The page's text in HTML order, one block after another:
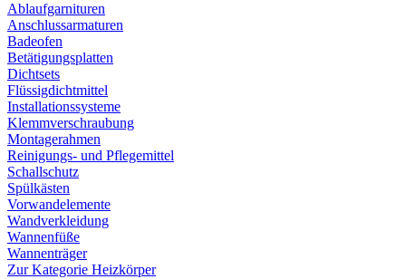
Ablaufgarnituren
Anschlussarmaturen
Badeofen
Betätigungsplatten
Dichtsets
Flüssigdichtmittel
Installationssysteme
Klemmverschraubung
Montagerahmen
Reinigungs- und Pflegemittel
Schallschutz
Spülkästen
Vorwandelemente
Wandverkleidung
Wannenfüße
Wannenträger
Zur Kategorie Heizkörper